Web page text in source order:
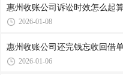
惠州收账公司​诉讼时效怎么起
2026-01-08
惠州收账公司​还完钱忘收回借
2026-01-06